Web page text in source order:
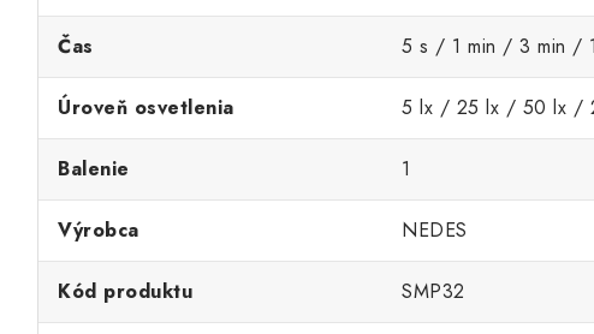
Čas 5 s / 1 min / 3 min /
Úroveň osvetlenia 5 lx / 25 lx / 50 lx /
Balenie 1
Výrobca NEDES
Kód produktu SMP32